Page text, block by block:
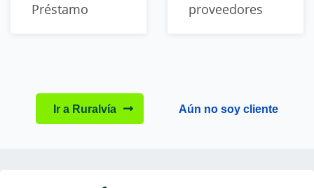
Préstamo
proveedores
Ir a Ruralvía Aún no soy cliente